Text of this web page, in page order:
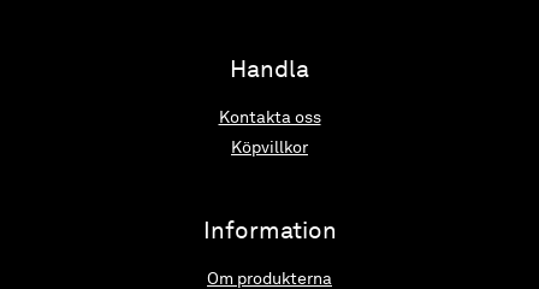
Handla
Kontakta oss
Köpvillkor
Information
Om produkterna